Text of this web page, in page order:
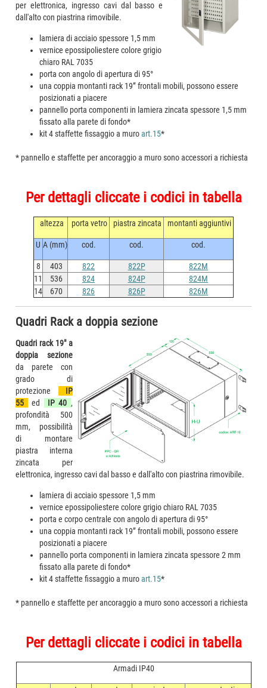
per elettronica, ingresso cavi dal basso e
dall'alto con piastrina rimovibile.
lamiera di acciaio spessore 1,5 mm
vernice epossipoliestere colore grigio
chiaro RAL 7035
porta con angolo di apertura di 95°
una coppia montanti rack 19” frontali mobili, possono essere
posizionati a piacere
pannello porta componenti in lamiera zincata spessore 1,5 mm
fissato alla parete di fondo*
kit 4 staffette fissaggio a muroart.15*
* pannello e staffette per ancoraggio a muro sono accessori a richiesta
Per dettagli cliccate i codici in tabella
altezza porta vetro piastra zincata montanti aggiuntivi
U A (mm) cod. cod. cod.
8 403 822 822P
822M
11
536 824 824P
824M
14
670 826 826P 826M
Quadri Rack a doppia sezione
Quadri rack 19" a
doppia sezione
da parete con
grado di
protezione
IP
55
ed IP 40 ,
profondità 500
mm, possibilità
di montare
piastra interna
zincata per
elettronica, ingresso cavi dal basso e dall'alto con piastrina rimovibile.
lamiera di acciaio spessore 1,5 mm
vernice epossipoliestere colore grigio chiaro RAL 7035
porta e corpo centrale con angolo di apertura di 95°
una coppia montanti rack 19” frontali mobili, possono essere
posizionati a piacere
pannello porta componenti in lamiera zincata spessore 2 mm
fissato alla parete di fondo*
kit 4 staffette fissaggio a muroart.15*
* pannello e staffette per ancoraggio a muro sono accessori a richiesta
Per dettagli cliccate i codici in tabella
Armadi IP40